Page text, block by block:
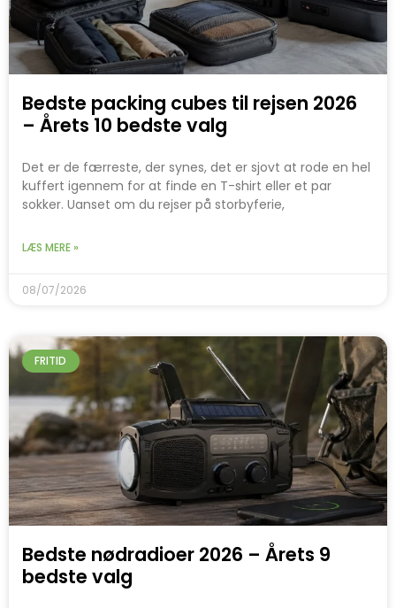
Bedste packing cubes til rejsen 2026
– Årets 10 bedste valg
Det er de færreste, der synes, det er sjovt at rode en hel
kuffert igennem for at finde en T-shirt eller et par
sokker. Uanset om du rejser på storbyferie,
LÆS MERE »
08/07/2026
FRITID
Bedste nødradioer 2026 – Årets 9
bedste valg